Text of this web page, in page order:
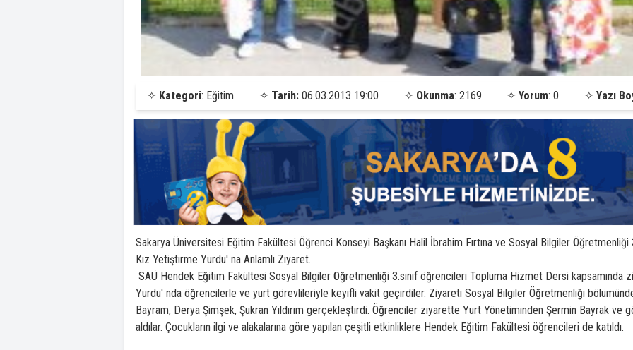
✧ Kategori: Eğitim ✧ Tarih: 06.03.2013 19:00 ✧ Okunma: 2169 ✧Yorum: 0 ✧Yazı
Sakarya Üniversitesi Eğitim Fakültesi Öğrenci Konseyi Başkanı Halil İbrahim Fırtına ve Sosyal Bilgiler
Kız Yetiştirme Yurdu' na Anlamlı Ziyaret.
SAÜ Hendek Eğitim Fakültesi Sosyal Bilgiler Öğretmenliği 3.sınıf öğrencileri Topluma Hizmet Dersi kapsamında
Yurdu' nda öğrencilerle ve yurt görevlileriyle keyifli vakit geçirdiler. Ziyareti Sosyal Bilgiler Öğretmenliği
Bayram, Derya Şimşek, Şükran Yıldırım gerçekleştirdi. Öğrenciler ziyarette Yurt Yönetiminden Şermin Bayrak
aldılar. Çocukların ilgi ve alakalarına göre yapılan çeşitli etkinliklere Hendek Eğitim Fakültesi öğrencileri de katıldı.